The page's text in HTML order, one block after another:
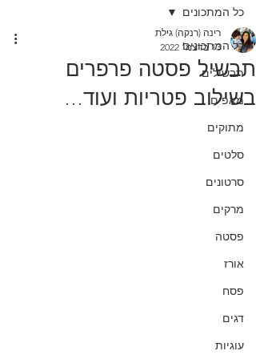
כל המתכונים
תבשילים
מאפים
מתוקים
סלטים
סרטונים
מרקים
פסטה
אורז
פסח
דגים
עוגיות
כל המתכונים
תבשיל פסטה פרפרים
בשילוב פטריות ועוד...
רינה (רנקה) גילת
13 בדצמ׳ 2022